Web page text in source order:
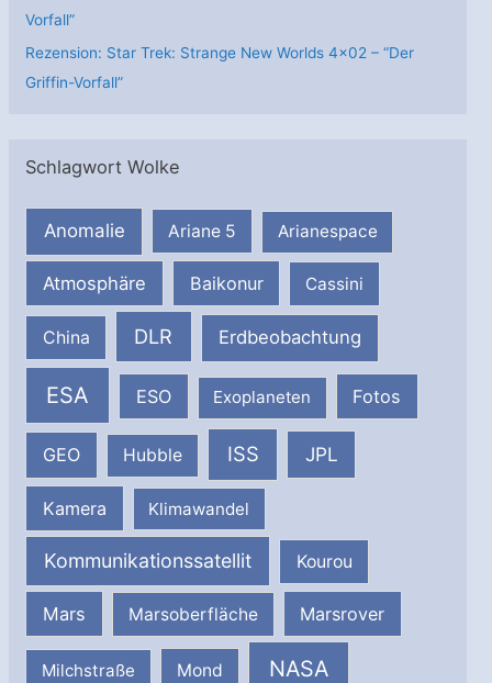
Vorfall”
Rezension: Star Trek: Strange New Worlds 4×02 – “Der
Griffin-Vorfall”
Schlagwort Wolke
Anomalie Ariane 5 Arianespace
Atmosphäre Baikonur Cassini
China DLR Erdbeobachtung
ESA ESO Exoplaneten Fotos
GEO Hubble ISS JPL
Kamera Klimawandel
Kommunikationssatellit Kourou
Mars Marsoberfläche Marsrover
Milchstraße Mond NASA